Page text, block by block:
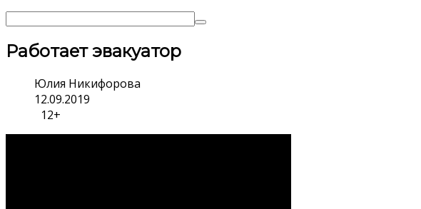
Работает эвакуатор
Юлия Никифорова
12.09.2019
12+